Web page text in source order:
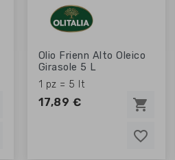
favorite_border
favorite_border
favorite_border
Olio Frienn Alto Oleico
Girasole 5 L
1 pz = 5 lt
17,89 € shopping_cart